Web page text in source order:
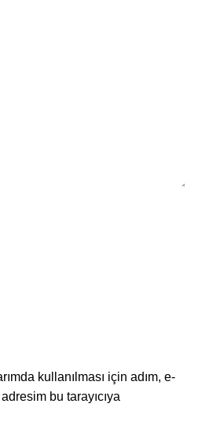
kullanılması için adım, e-
bu tarayıcıya